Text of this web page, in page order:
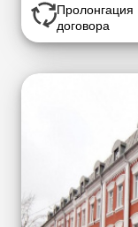
Пролонгация
договора